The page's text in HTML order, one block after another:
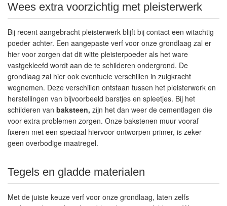
Wees extra voorzichtig met pleisterwerk
Bij recent aangebracht pleisterwerk blijft bij contact een witachtig
poeder achter. Een aangepaste verf voor onze grondlaag zal er
hier voor zorgen dat dit witte pleisterpoeder als het ware
vastgekleefd wordt aan de te schilderen ondergrond. De
grondlaag zal hier ook eventuele verschillen in zuigkracht
wegnemen. Deze verschillen ontstaan tussen het pleisterwerk en
herstellingen van bijvoorbeeld barstjes en spleetjes. Bij het
schilderen van baksteen, zijn het dan weer de cementlagen die
voor extra problemen zorgen. Onze bakstenen muur vooraf
fixeren met een speciaal hiervoor ontworpen primer, is zeker
geen overbodige maatregel.
Tegels en gladde materialen
Met de juiste keuze verf voor onze grondlaag, laten zelfs